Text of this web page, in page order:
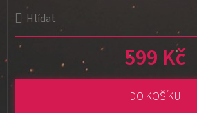
Hlídat
599 Kč
Měrná
DO KOŠÍKU